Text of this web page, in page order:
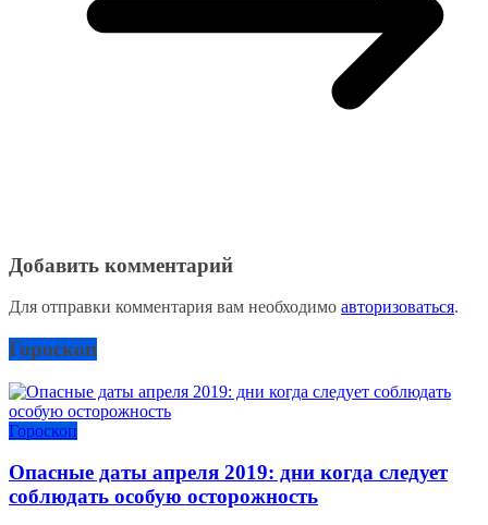
Добавить комментарий
Для отправки комментария вам необходимо авторизоваться.
Гороскоп
Гороскоп
Опасные даты апреля 2019: дни когда следует
соблюдать особую осторожность